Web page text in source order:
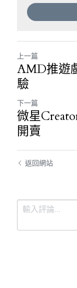
上一篇
AMD推遊
驗
下一篇
微星
開賣
返回網站